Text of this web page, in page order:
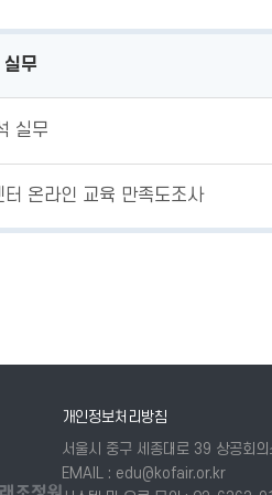
무
실무
온라인 교육 만족도조사
개인정보처리방침
서울시 중구 세종대로 39 상공회
EMAIL : edu@kofair.or.kr